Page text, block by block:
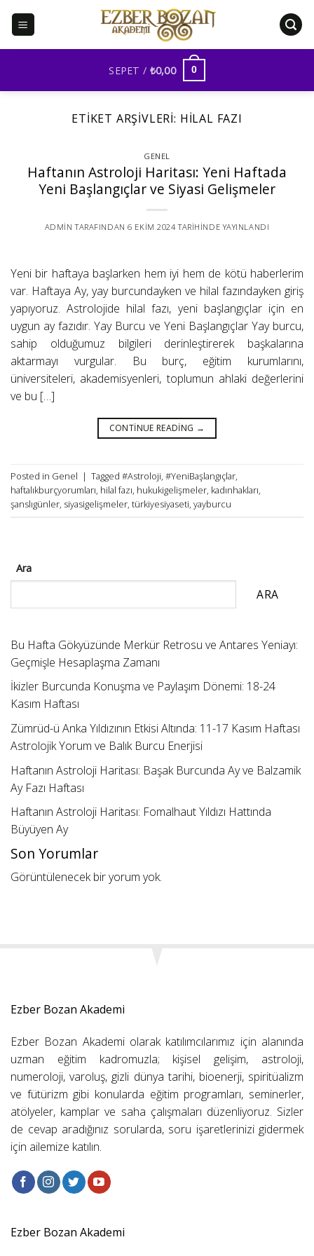
SEPET / ₺0,00 0
ETIKET ARŞIVLERI: HILAL FAZI
GENEL
Haftanın Astroloji Haritası: Yeni Haftada
Yeni Başlangıçlar ve Siyasi Gelişmeler
ADMIN TARAFINDAN 6 EKIM 2024 TARIHINDE YAYINLANDI
Yeni bir haftaya başlarken hem iyi hem de kötü haberlerim
var. Haftaya Ay, yay burcundayken ve hilal fazındayken giriş
yapıyoruz. Astrolojide hilal fazı, yeni başlangıçlar için en
uygun ay fazıdır. Yay Burcu ve Yeni Başlangıçlar Yay burcu,
sahip olduğumuz bilgileri derinleştirerek başkalarına
aktarmayı vurgular. Bu burç, eğitim kurumlarını,
üniversiteleri, akademisyenleri, toplumun ahlaki değerlerini
ve bu […]
CONTINUE READING →
Posted in Genel | Tagged #Astroloji, #YeniBaşlangıçlar,
haftalıkburçyorumları, hilal fazı, hukukigelişmeler, kadınhakları,
şanslıgünler, siyasigelişmeler, türkiyesiyaseti, yayburcu
Ara
ARA
Bu Hafta Gökyüzünde Merkür Retrosu ve Antares Yeniayı:
Geçmişle Hesaplaşma Zamanı
İkizler Burcunda Konuşma ve Paylaşım Dönemi: 18-24
Kasım Haftası
Zümrüd-ü Anka Yıldızının Etkisi Altında: 11-17 Kasım Haftası
Astrolojik Yorum ve Balık Burcu Enerjisi
Haftanın Astroloji Haritası: Başak Burcunda Ay ve Balzamik
Ay Fazı Haftası
Haftanın Astroloji Haritası: Fomalhaut Yıldızı Hattında
Büyüyen Ay
Son Yorumlar
Görüntülenecek bir yorum yok.
Ezber Bozan Akademi
Ezber Bozan Akademi olarak katılımcılarımız için alanında
uzman eğitim kadromuzla; kişisel gelişim, astroloji,
numeroloji, varoluş, gizli dünya tarihi, bioenerji, spiritüalizm
ve fütürizm gibi konularda eğitim programları, seminerler,
atölyeler, kamplar ve saha çalışmaları düzenliyoruz. Sizler
de cevap aradığınız sorularda, soru işaretlerinizi gidermek
için ailemize katılın.
Ezber Bozan Akademi